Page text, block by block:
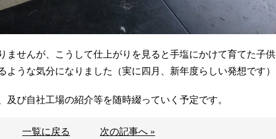
ませんが、こうして仕上がりを見ると手塩にかけて育てた子供
うな気分になりました（実に四月、新年度らしい発想です）
び自社工場の紹介等を随時綴っていく予定です。
一覧に戻る 次の記事へ »